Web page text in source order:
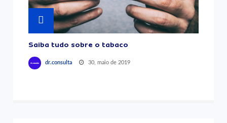
Saiba tudo sobre o tabaco
dr.consulta 30, maio de 2019